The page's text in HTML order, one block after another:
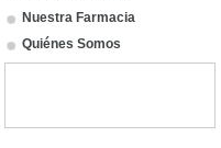
Nuestra Farmacia
Quiénes Somos